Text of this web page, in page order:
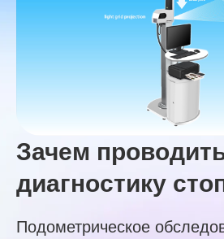
Зачем
диагностику
Подометрическое